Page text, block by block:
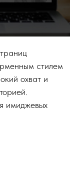
стилем
охват и
имиджевых